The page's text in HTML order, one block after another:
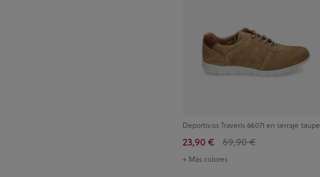
Deportivos Traveris 66071 en serraje taupe
23,90 € 69,90 €
+ Más colores